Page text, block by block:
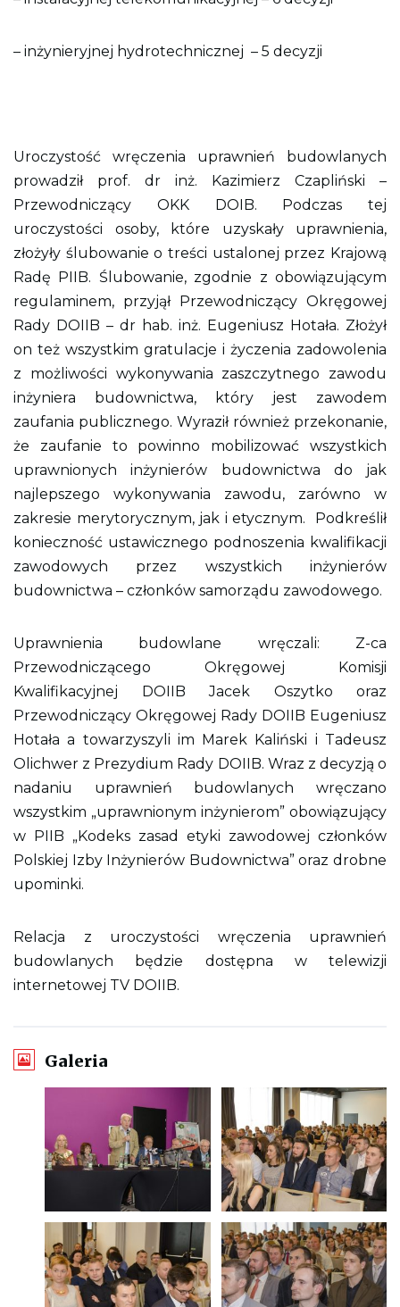
– inżynieryjnej hydrotechnicznej – 5 decyzji
Uroczystość wręczenia uprawnień budowlanych
prowadził prof. dr inż. Kazimierz Czapliński –
Przewodniczący OKK DOIB. Podczas tej
uroczystości osoby, które uzyskały uprawnienia,
złożyły ślubowanie o treści ustalonej przez Krajową
Radę PIIB. Ślubowanie, zgodnie z obowiązującym
regulaminem, przyjął Przewodniczący Okręgowej
Rady DOIIB – dr hab. inż. Eugeniusz Hotała. Złożył
on też wszystkim gratulacje i życzenia zadowolenia
z możliwości wykonywania zaszczytnego zawodu
inżyniera budownictwa, który jest zawodem
zaufania publicznego. Wyraził również przekonanie,
że zaufanie to powinno mobilizować wszystkich
uprawnionych inżynierów budownictwa do jak
najlepszego wykonywania zawodu, zarówno w
zakresie merytorycznym, jak i etycznym. Podkreślił
konieczność ustawicznego podnoszenia kwalifikacji
zawodowych przez wszystkich inżynierów
budownictwa – członków samorządu zawodowego.
Uprawnienia budowlane wręczali: Z-ca
Przewodniczącego Okręgowej Komisji
Kwalifikacyjnej DOIIB Jacek Oszytko oraz
Przewodniczący Okręgowej Rady DOIIB Eugeniusz
Hotała a towarzyszyli im Marek Kaliński i Tadeusz
Olichwer z Prezydium Rady DOIIB. Wraz z decyzją o
nadaniu uprawnień budowlanych wręczano
wszystkim „uprawnionym inżynierom” obowiązujący
w PIIB „Kodeks zasad etyki zawodowej członków
Polskiej Izby Inżynierów Budownictwa” oraz drobne
upominki.
Relacja z uroczystości wręczenia uprawnień
budowlanych będzie dostępna w telewizji
internetowej TV DOIIB.
Galeria
O
w
i
e
r
a
O
t
w
i
e
r
a